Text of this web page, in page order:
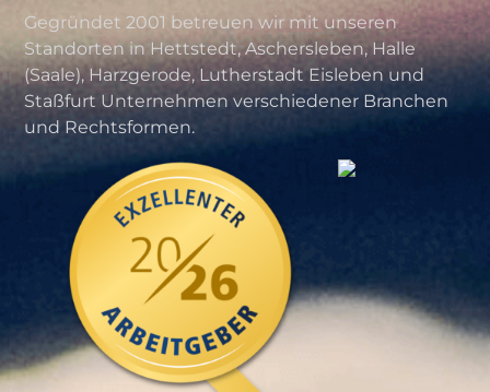
Gegründet 2001 betreuen wir mit unseren
Standorten in Hettstedt, Aschersleben, Halle
(Saale), Harzgerode, Lutherstadt Eisleben und
Staßfurt Unternehmen verschiedener Branchen
und Rechtsformen.